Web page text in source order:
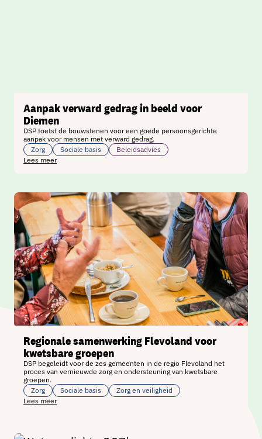
Aanpak verward gedrag in beeld voor
Diemen
DSP toetst de bouwstenen voor een goede persoonsgerichte
aanpak voor mensen met verward gedrag.
Zorg
Sociale basis
Beleidsadvies
Lees meer
Regionale samenwerking Flevoland voor
kwetsbare groepen
DSP begeleidt voor de zes gemeenten in de regio Flevoland het
proces van vernieuwde zorg en ondersteuning van kwetsbare
groepen.
Zorg
Sociale basis
Zorg en veiligheid
Lees meer